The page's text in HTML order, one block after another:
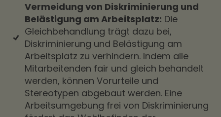
Vermeidung von Diskriminierung und
Belästigung am Arbeitsplatz: Die
Gleichbehandlung trägt dazu bei,
Diskriminierung und Belästigung am
Arbeitsplatz zu verhindern. Indem alle
Mitarbeitenden fair und gleich behandelt
werden, können Vorurteile und
Stereotypen abgebaut werden. Eine
Arbeitsumgebung frei von Diskriminierung